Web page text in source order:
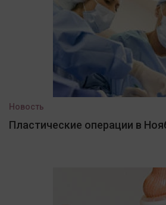
Новость
Пластические операции в